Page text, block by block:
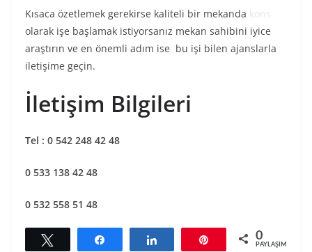
Kısaca özetlemek gerekirse kaliteli bir mekanda kons
olarak işe başlamak istiyorsanız mekan sahibini iyice
araştırın ve en önemli adım ise bu işi bilen ajanslarla
iletişime geçin.
İletişim Bilgileri
Tel : 0 542 248 42 48
0 533 138 42 48
0 532 558 51 48
Tweetle 0
PAYLAŞIMLAR